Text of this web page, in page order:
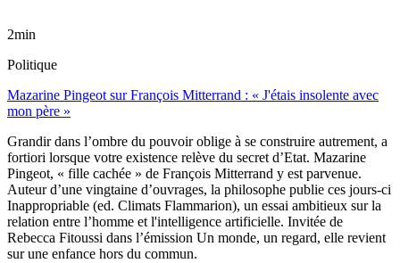
2min
Politique
Mazarine Pingeot sur François Mitterrand : « J'étais insolente avec
mon père »
Grandir dans l’ombre du pouvoir oblige à se construire autrement, a
fortiori lorsque votre existence relève du secret d’Etat. Mazarine
Pingeot, « fille cachée » de François Mitterrand y est parvenue.
Auteur d’une vingtaine d’ouvrages, la philosophe publie ces jours-ci
Inappropriable (ed. Climats Flammarion), un essai ambitieux sur la
relation entre l’homme et l'intelligence artificielle. Invitée de
Rebecca Fitoussi dans l’émission Un monde, un regard, elle revient
sur une enfance hors du commun.